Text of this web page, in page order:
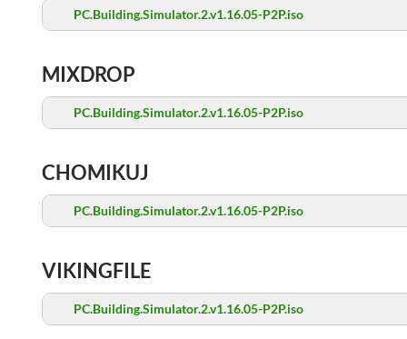
PC.Building.Simulator.2.v1.16.05-P2P.iso
MIXDROP
PC.Building.Simulator.2.v1.16.05-P2P.iso
CHOMIKUJ
PC.Building.Simulator.2.v1.16.05-P2P.iso
VIKINGFILE
PC.Building.Simulator.2.v1.16.05-P2P.iso